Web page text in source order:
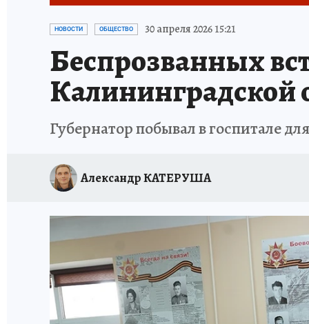
ИСПЫТАНО НА СЕБЕ
НОВОСТИ ОБЩЕСТВО 30 апреля 2026 15:21
Беспрозванных
Калининградской
Губернатор побывал в госпитале
Александр КАТЕРУША